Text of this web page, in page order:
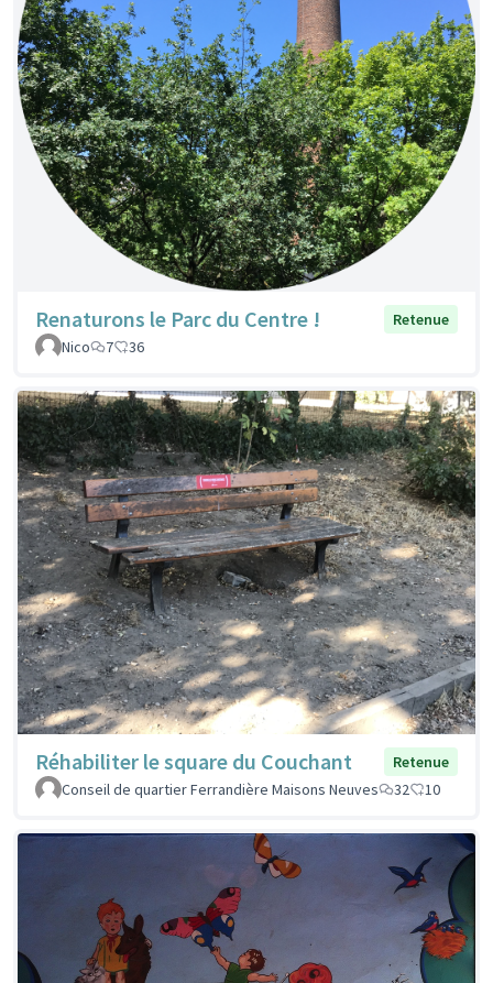
Renaturons le Parc du Centre !
Retenue
Nico
7 36
Réhabiliter le square du Couchant
Retenue
Conseil de quartier Ferrandière Maisons Neuves
32 10